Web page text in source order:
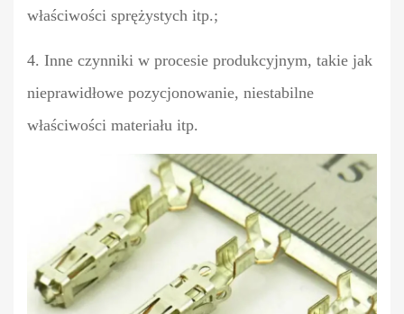
właściwości sprężystych itp.;
4. Inne czynniki w procesie produkcyjnym, takie jak
nieprawidłowe pozycjonowanie, niestabilne
właściwości materiału itp.